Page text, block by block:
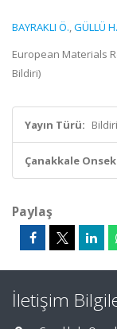
BAYRAKLI Ö.,GÜLLÜ
European Materials
Bildiri)
Yayın Türü:
Çanakkale
Paylaş
İletişim